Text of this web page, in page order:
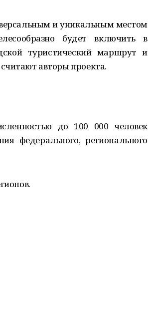
и уникальным местом
будет включить в
туристический маршрут и
авторы проекта.
до 100 000 человек
федерального, регионального